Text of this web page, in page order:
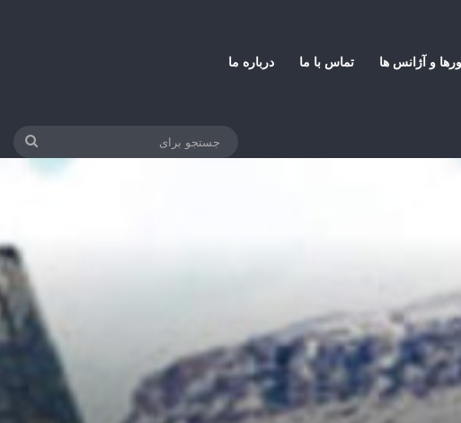
و آژانس ها تماس با ما درباره ما